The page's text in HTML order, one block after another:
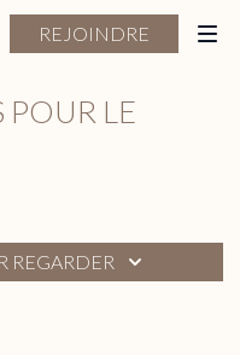
REJOINDRE
POUR LE
REGARDER